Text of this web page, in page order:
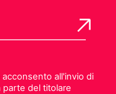
all'invio di
parte del titolare